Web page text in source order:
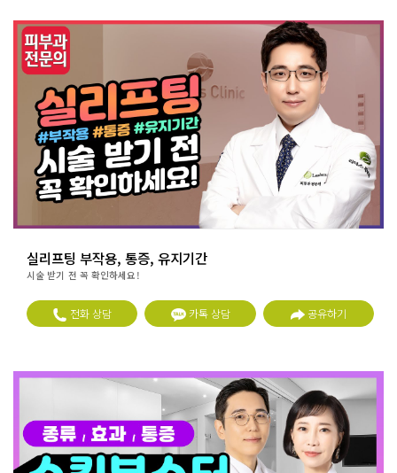
실리프팅 부작용, 통증, 유지기간
시술 받기 전 꼭 확인하세요!
전화 상담 카톡 상담 공유하기